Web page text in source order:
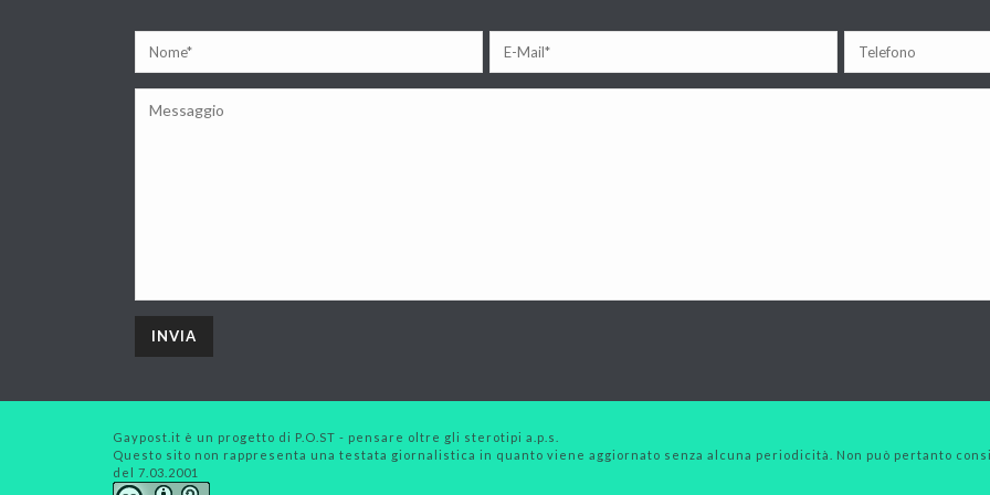
Gaypost.it è un progetto di P.O.ST - pensare oltre gli sterotipi a.p.s.
Questo sito non rappresenta una testata giornalistica in quanto viene aggiornato senza alcuna periodicità. Non può pertanto
del 7.03.2001